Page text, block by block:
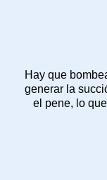
Hay que
generar la
el pene, lo